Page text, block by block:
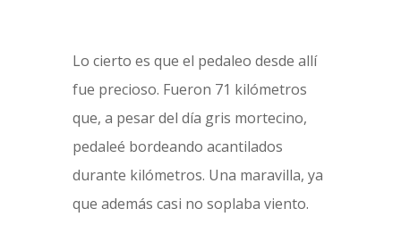
Lo cierto es que el pedaleo desde allí
fue precioso. Fueron 71 kilómetros
que, a pesar del día gris mortecino,
pedaleé bordeando acantilados
durante kilómetros. Una maravilla, ya
que además casi no soplaba viento.